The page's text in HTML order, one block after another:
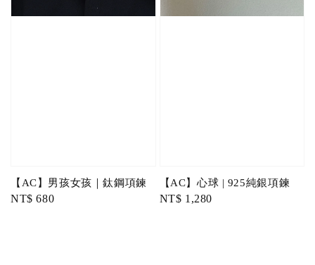
【AC】男孩女孩｜鈦鋼項鍊
Regular
NT$ 680
【AC】心球 | 925純銀項鍊
Regular
NT$ 1,280